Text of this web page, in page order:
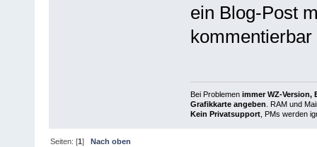
ein Blog-Post
kommentierbar
Bei Problemen immer WZ-Version,
Grafikkarte angeben . RAM und
Kein Privatsupport, PMs werden
Seiten: [1] Nach oben